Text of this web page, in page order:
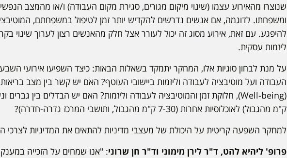
שנוצרו מהאירוע עצמו (שינוי מיקום מגורים, סגירת מקום העבודה) ו/או מהמצב
ומשפחתו. לדוגמה, אם אנשים נדרשים להקדיש יותר זמן לטיפול במשפחתם,
להיפגע. עם זאת, אירוע מסוג זה יכול לעורר אצל חלק מהאנשים רצון לערוך שינוי
ליזמות עסקית.
על מנת לבחון סוגיות אלו, המחקר יתמקד בשאלות הבאות: כיצד השפיעו אירועי
העבודה ועל מוטיבציה לעבודה וליזמות ביישובי העוטף? האם יש קשר בין מצב
ק"מ מהגבול) לאוכלוסיות אחרות (7-30 ק"מ מהגבול, ותושבי המרכז גדרה-חדרה)?
למחקר השפעה קריטית על היכולת של מעצבי מדיניות להתאים את המדיניות לצרכי
פרופ' ליהיא להט, ד"ר לירן מימוני וד"ר חן שרוני: "אנו שמחים על הזכייה